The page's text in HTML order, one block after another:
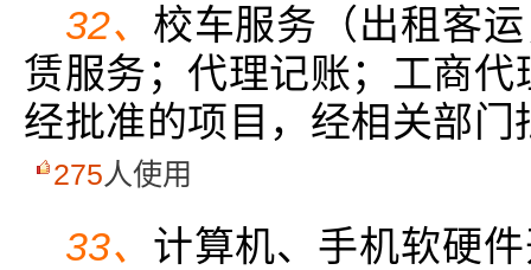
32、 校车服务（出租客
赁服务；代理记账；工商
经批准的项目，经相关部
275人使用
33、 计算机、手机软硬